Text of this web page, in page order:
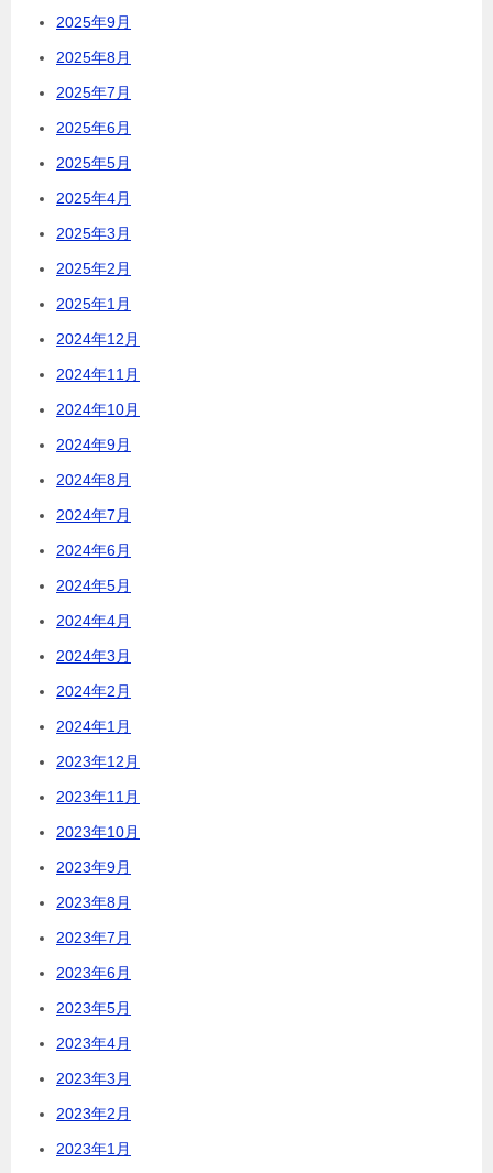
2025年9月
2025年8月
2025年7月
2025年6月
2025年5月
2025年4月
2025年3月
2025年2月
2025年1月
2024年12月
2024年11月
2024年10月
2024年9月
2024年8月
2024年7月
2024年6月
2024年5月
2024年4月
2024年3月
2024年2月
2024年1月
2023年12月
2023年11月
2023年10月
2023年9月
2023年8月
2023年7月
2023年6月
2023年5月
2023年4月
2023年3月
2023年2月
2023年1月